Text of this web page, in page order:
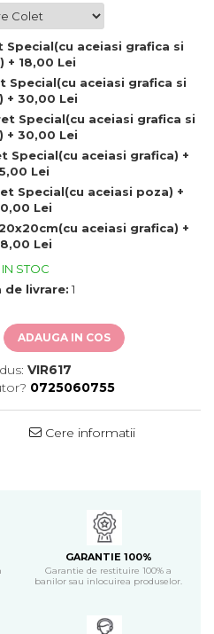
Special(cu aceiasi grafica si
+ 18,00 Lei
Special(cu aceiasi grafica si
+ 30,00 Lei
Special(cu aceiasi grafica si
+ 30,00 Lei
Special(cu aceiasi grafica) +
Lei
Special(cu aceiasi poza) +
Lei
aceiasi grafica) +
Lei
IN STOC
de livrare: 1
ADAUGA IN COS
VIR617
0725060755
Cere informatii
GARANTIE 100%
Garantie de restituire 100% a
banilor sau inlocuirea produselor.